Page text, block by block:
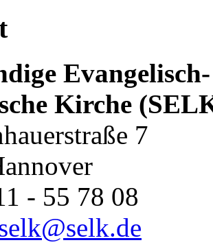
Evangelisch-
Kirche
7
- 55 78 08